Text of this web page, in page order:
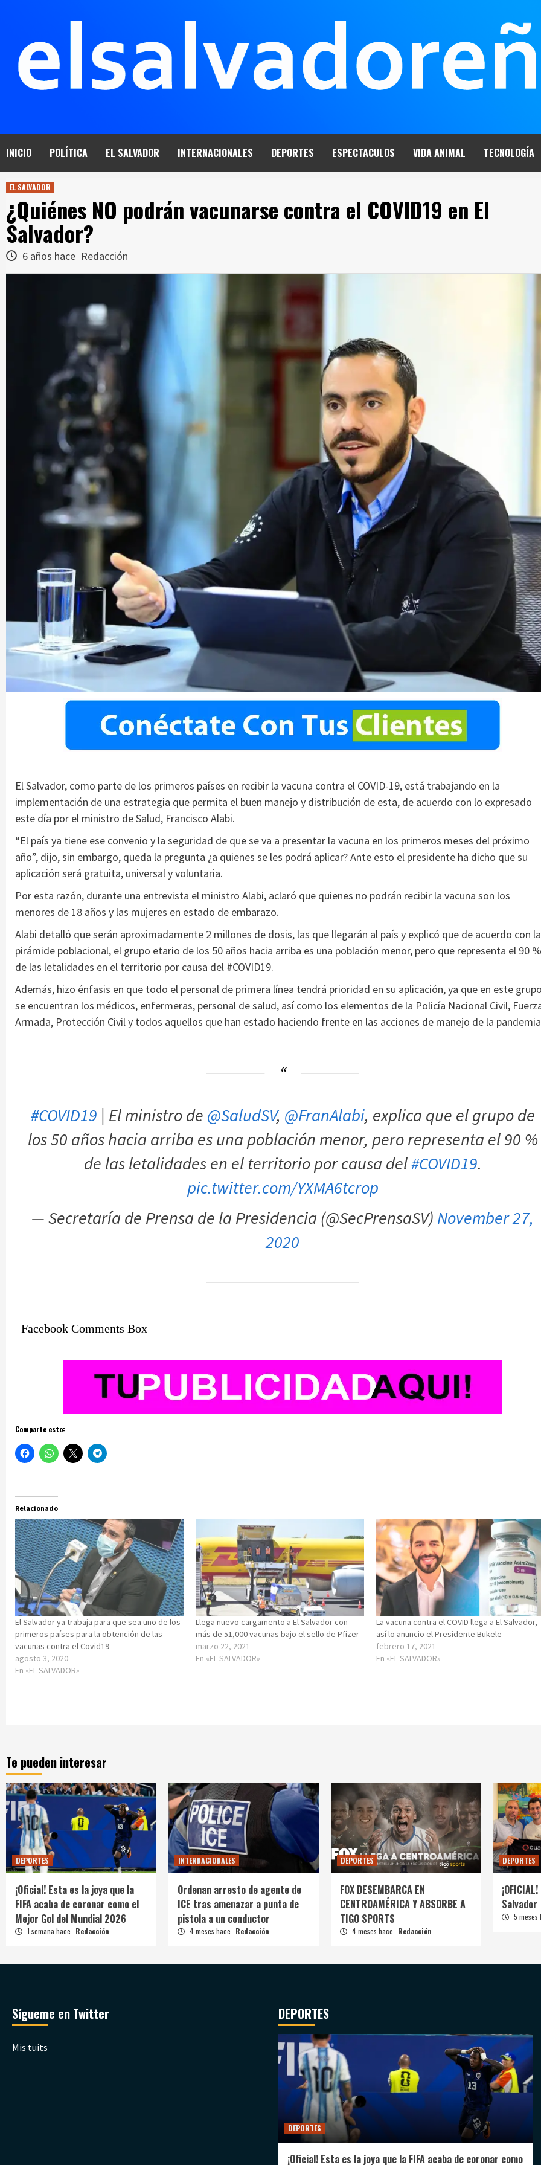
INICIO POLÍTICA EL SALVADOR INTERNACIONALES DEPORTES ESPECTACULOS VIDA ANIMAL TECNOLOGÍA
EL SALVADOR
¿Quiénes NO podrán vacunarse contra el COVID19 en El
Salvador?
6 años hace Redacción
El Salvador, como parte de los primeros países en recibir la vacuna contra el COVID-19, está trabajando en la
implementación de una estrategia que permita el buen manejo y distribución de esta, de acuerdo con lo expresado
este día por el ministro de Salud, Francisco Alabi.
“El país ya tiene ese convenio y la seguridad de que se va a presentar la vacuna en los primeros meses del próximo
año”, dijo, sin embargo, queda la pregunta ¿a quienes se les podrá aplicar? Ante esto el presidente ha dicho que su
aplicación será gratuita, universal y voluntaria.
Por esta razón, durante una entrevista el ministro Alabi, aclaró que quienes no podrán recibir la vacuna son los
menores de 18 años y las mujeres en estado de embarazo.
Alabi detalló que serán aproximadamente 2 millones de dosis, las que llegarán al país y explicó que de acuerdo con la
pirámide poblacional, el grupo etario de los 50 años hacia arriba es una población menor, pero que representa el 90 %
de las letalidades en el territorio por causa del #COVID19.
Además, hizo énfasis en que todo el personal de primera línea tendrá prioridad en su aplicación, ya que en este grupo
se encuentran los médicos, enfermeras, personal de salud, así como los elementos de la Policía Nacional Civil,
Armada, Protección Civil y todos aquellos que han estado haciendo frente en las acciones de manejo de la
#COVID19 | El ministro de @SaludSV, @FranAlabi, explica que el grupo de
los 50 años hacia arriba es una población menor, pero representa el 90 %
de las letalidades en el territorio por causa del#COVID19.
pic.twitter.com/YXMA6tcrop
— Secretaría de Prensa de la Presidencia (@SecPrensaSV) November 27,
2020
Facebook Comments Box
Comparte esto:
Relacionado
El Salvador ya trabaja para que sea uno de los
primeros países para la obtención de las
vacunas contra el Covid19
agosto 3, 2020
En «EL SALVADOR»
Llega nuevo cargamento a El Salvador con
más de 51,000 vacunas bajo el sello de Pfizer
marzo 22, 2021
En «EL SALVADOR»
La vacuna contra el COVID llega a El Salvador,
así lo anuncio el Presidente Bukele
febrero 17, 2021
En «EL SALVADOR»
Te pueden interesar
DEPORTES
¡Oficial! Esta es la joya que la
FIFA acaba de coronar como el
Mejor Gol del Mundial 2026
1 semana hace Redacción
INTERNACIONALES
Ordenan arresto de agente de
ICE tras amenazar a punta de
pistola a un conductor
4 meses hace Redacción
DEPORTES
FOX DESEMBARCA EN
CENTROAMÉRICA Y ABSORBE A
TIGO SPORTS
4 meses hace Redacción
DEPORTES
Salvador
5 meses
Sígueme en Twitter
Mis tuits
DEPORTES
DEPORTES
¡Oficial! Esta es la joya que la FIFA acaba de coronar como